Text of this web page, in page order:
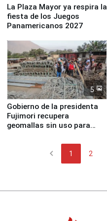
La Plaza Mayor ya respira la
fiesta de los Juegos
Panamericanos 2027
5
Gobierno de la presidenta
Fujimori recupera
geomallas sin uso para
Fenómeno El Niño
chevron_left 1 2